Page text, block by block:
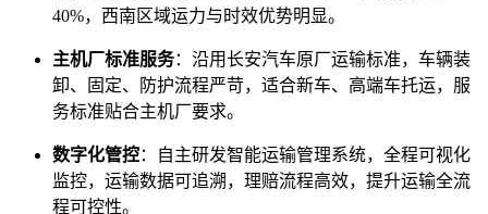
40%，西南区域运力与时效优势明显。
主机厂标准服务：沿用长安汽车原厂运输标准，车辆装
卸、固定、防护流程严苛，适合新车、高端车托运，服
务标准贴合主机厂要求。
数字化管控：自主研发智能运输管理系统，全程可视化
监控，运输数据可追溯，理赔流程高效，提升运输全流
程可控性。